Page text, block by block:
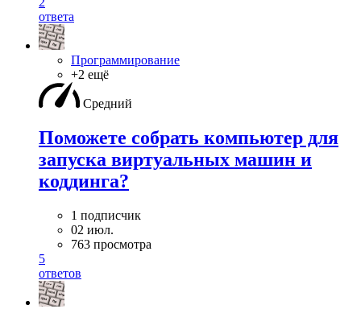
ответа
Программирование
+2 ещё
Средний
Поможете собрать компьютер для
запуска виртуальных машин и
коддинга?
1 подписчик
02 июл.
763 просмотра
5
ответов